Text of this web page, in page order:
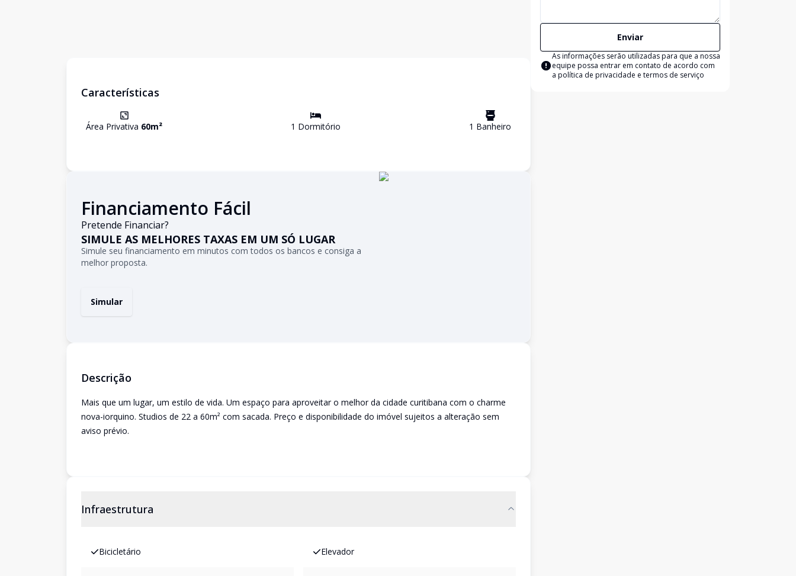
Características
Área Privativa 60m² 1 Dormitório 1 Banheiro
Financiamento Fácil
Pretende Financiar?
SIMULE AS MELHORES TAXAS EM UM SÓ LUGAR
Simule seu financiamento em minutos com todos os bancos e consiga a
melhor proposta.
Simular
Descrição
Mais que um lugar, um estilo de vida. Um espaço para aproveitar o melhor da cidade curitibana com o charme
nova-iorquino. Studios de 22 a 60m² com sacada. Preço e disponibilidade do imóvel sujeitos a alteração sem
aviso prévio.
Infraestrutura
Bicicletário Elevador
Enviar
As informações serão utilizadas para que a nossa
equipe possa entrar em contato de acordo com
a política de privacidade e termos de serviço